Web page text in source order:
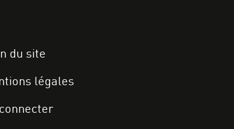
du site
légales